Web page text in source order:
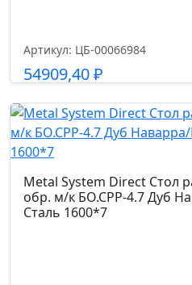
Артикул: ЦБ-00066984
54909,40₽
Metal System Direct Стол
обр. м/к БО.СРР-4.7 Дуб
Сталь 1600*7